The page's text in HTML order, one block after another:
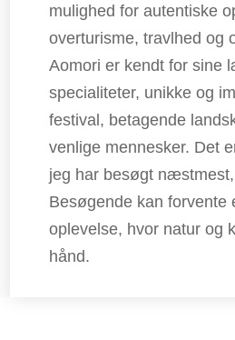
mulighed for autentiske
overturisme, travlhed og
Aomori er kendt for sine
specialiteter, unikke og
festival, betagende
venlige mennesker. Det
jeg har besøgt
Besøgende kan
oplevelse, hvor natur og
hånd.